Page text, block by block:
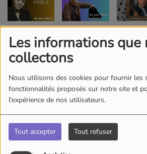
Les informations que
collectons
Nous utilisons des cookies pour fournir les
fonctionnalités proposés sur notre site et
l'expérience de nos utilisateurs.
Tout accepter Tout refuser